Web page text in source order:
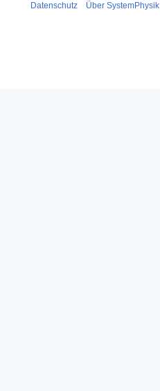
Datenschutz Über SystemPhysik